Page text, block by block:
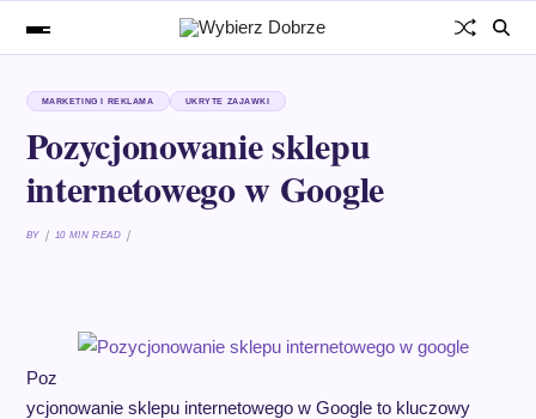
MARKETING I REKLAMA UKRYTE ZAJAWKI
Pozycjonowanie sklepu
internetowego w Google
BY 10 MIN READ
Poz
ycjonowanie sklepu internetowego w Google to kluczowy